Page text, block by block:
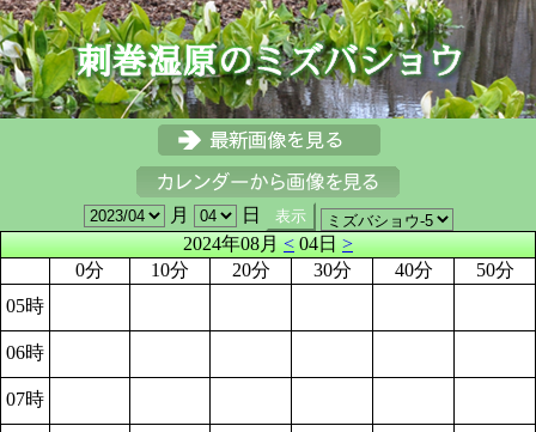
月
日
2024年08月<04日>
0分
10分 20分 30分 40分
50分
05時
06時
07時